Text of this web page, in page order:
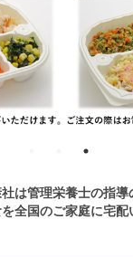
は管理栄養士の指導
全国のご家庭に宅配